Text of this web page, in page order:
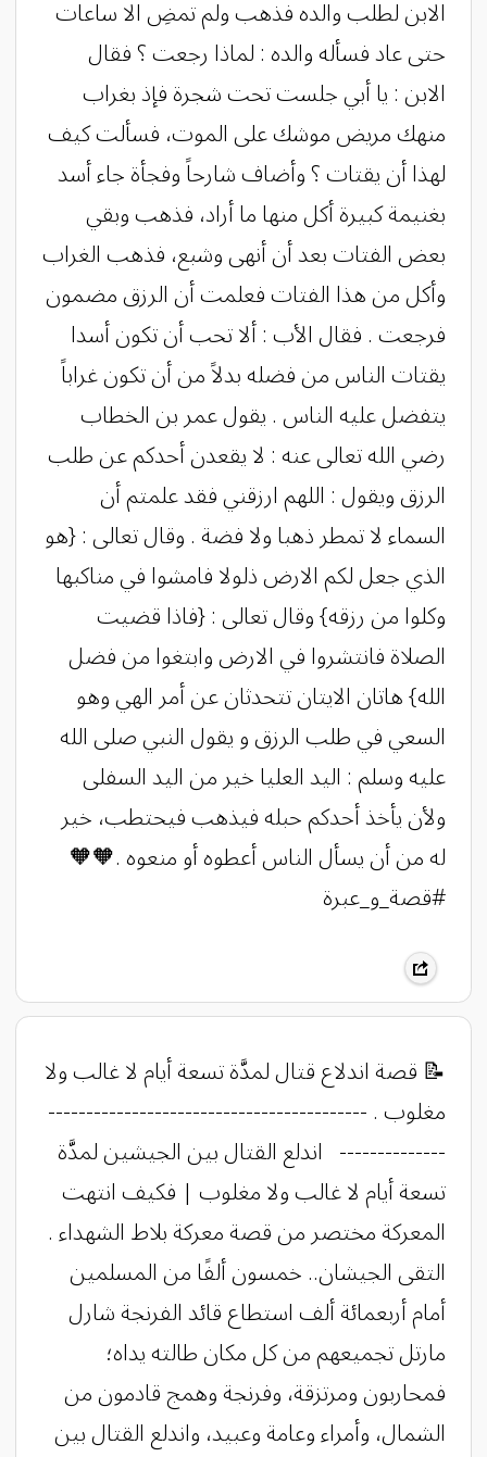
الابن لطلب والده فذهب ولم تمضِ الا ساعات
حتى عاد فسأله والده : لماذا رجعت ؟ فقال
الابن : يا أبي جلست تحت شجرة فإذ بغراب
منهك مريض موشك على الموت، فسألت كيف
لهذا أن يقتات ؟ وأضاف شارحاً وفجأة جاء أسد
بغنيمة كبيرة أكل منها ما أراد، فذهب وبقي
بعض الفتات بعد أن أنهى وشبع، فذهب الغراب
وأكل من هذا الفتات فعلمت أن الرزق مضمون
فرجعت . فقال الأب : ألا تحب أن تكون أسدا
يقتات الناس من فضله بدلاً من أن تكون غراباً
يتفضل عليه الناس . يقول عمر بن الخطاب
رضي الله تعالى عنه : لا يقعدن أحدكم عن طلب
الرزق ويقول : اللهم ارزقني فقد علمتم أن
السماء لا تمطر ذهبا ولا فضة . وقال تعالى : {هو
الذي جعل لكم الارض ذلولا فامشوا في مناكبها
وكلوا من رزقه} وقال تعالى : {فاذا قضيت
الصلاة فانتشروا في الارض وابتغوا من فضل
الله} هاتان الايتان تتحدثان عن أمر الهي وهو
السعي في طلب الرزق و يقول النبي صلى الله
عليه وسلم : اليد العليا خير من اليد السفلى
ولأن يأخذ أحدكم حبله فيذهب فيحتطب، خير
له من أن يسأل الناس أعطوه أو منعوه .🧡🧡
#قصة_و_عبرة
​​​​​​​​​​​​​​​​​​​​​​​​​​​​​​​​​​​​​​​​​​​​​​​​​​​​​​​​​​​​📝 قصة اندلاع قتال لمدَّة تسعة أيام لا غالب ولا
مغلوب . ------------------------------------------
-------------- اندلع القتال بين الجيشين لمدَّة
تسعة أيام لا غالب ولا مغلوب | فكيف انتهت
المعركة مختصر من قصة معركة بلاط الشهداء .
التقى الجيشان.. خمسون ألفًا من المسلمين
أمام أربعمائة ألف استطاع قائد الفرنجة شارل
مارتل تجميعهم من كل مكان طالته يداه؛
فمحاربون ومرتزقة، وفرنجة وهمج قادمون من
الشمال، وأمراء وعامة وعبيد، واندلع القتال بين